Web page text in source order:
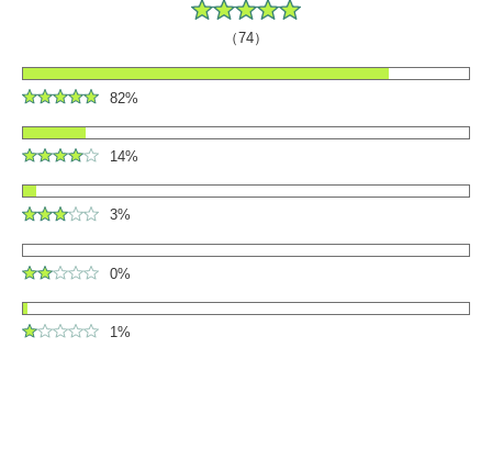
（74）
82%
14%
3%
0%
1%